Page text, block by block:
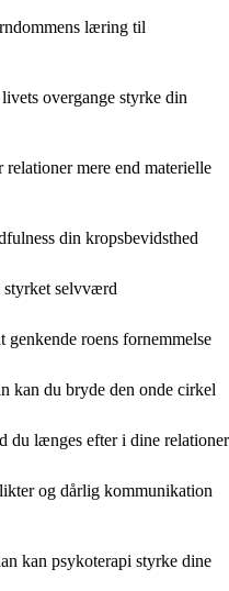
læring til
overgange styrke din
mere end materielle
din kropsbevidsthed
styrket selvværd
roens fornemmelse
kan du bryde den onde cirkel
du længes efter i dine relationer
og dårlig kommunikation
kan psykoterapi styrke dine